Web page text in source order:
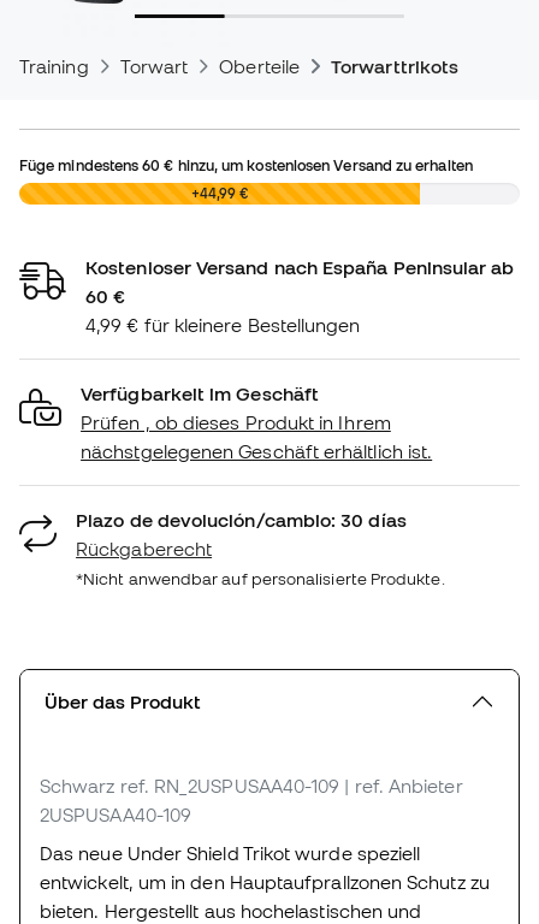
Training Torwart Oberteile Torwarttrikots
Füge mindestens60 € hinzu, um kostenlosen Versand zu erhalten
0,00 € +44,99 €
Kostenloser Versand nach España Peninsular ab
60 €
4,99 € für kleinere Bestellungen
Verfügbarkeit im Geschäft
Prüfen , ob dieses Produkt in Ihrem
nächstgelegenen Geschäft erhältlich ist.
Plazo de devolución/cambio: 30 días
Rückgaberecht
*Nicht anwendbar auf personalisierte Produkte.
Über das Produkt
Schwarz ref. RN_2USPUSAA40-109 | ref. Anbieter
2USPUSAA40-109
Das neue Under Shield Trikot wurde speziell
entwickelt, um in den Hauptaufprallzonen Schutz zu
bieten. Hergestellt aus hochelastischen und